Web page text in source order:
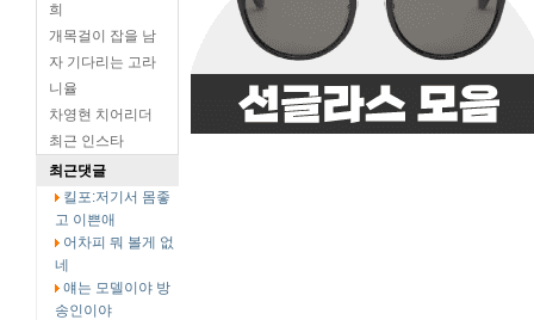
희
개목걸이 잡을 남
자 기다리는 고라
니율
차영현 치어리더
최근 인스타
최근댓글
킬포:저기서 몸좋
고 이쁜애
어차피 뭐 볼게 없
네
얘는 모델이야 방
송인이야